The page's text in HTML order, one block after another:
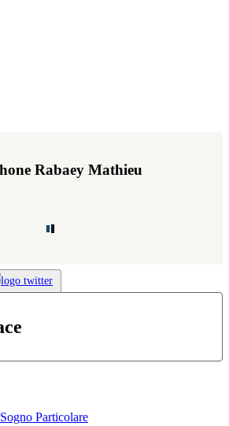
Rabaey Mathieu
Particolare